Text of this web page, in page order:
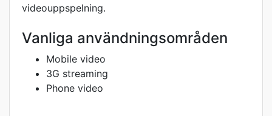
videouppspelning.
Vanliga användningsområden
Mobile video
3G streaming
Phone video